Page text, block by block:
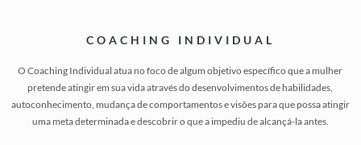
COACHING INDIVIDUAL
O Coaching Individual atua no foco de algum objetivo específico que a mulher
pretende atingir em sua vida através do desenvolvimentos de habilidades,
autoconhecimento, mudança de comportamentos e visões para que possa atingir
uma meta determinada e descobrir o que a impediu de alcançá-la antes.